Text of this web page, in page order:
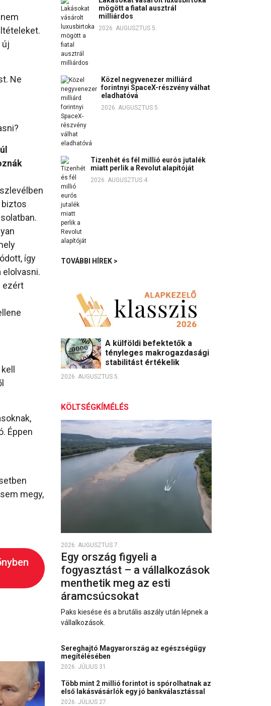
új
Ne
biztos
így
elolvasni.
ezért
Éppen
megy,
mögött a fiatal ausztrál
milliárdos
2026. AUGUSZTUS 5.
Közel negyvenezer milliárd
forintnyi SpaceX-részvény válhat
eladhatóvá
2026. AUGUSZTUS 5.
Tizenhét és fél millió eurós jutalék
miatt perlik a Revolut alapítóját
2026. AUGUSZTUS 4.
TOVÁBBI HÍREK >
A külföldi befektetők a
tényleges makrogazdasági
stabilitást értékelik
2026. AUGUSZTUS 5.
KÖLTSÉGKÍMÉLÉS
2026. AUGUSZTUS 7.
Egy ország figyeli a
fogyasztást – a vállalkozások
menthetik meg az esti
áramcsúcsokat
Paks kiesése és a brutális aszály után lépnek a
vállalkozások.
Sereghajtó Magyarország az egészségügy
megítélésében
2026. JÚLIUS 31.
Több mint 2 millió forintot is spórolhatnak az
első lakásvásárlók egy jó bankválasztással
2026. JÚLIUS 27.